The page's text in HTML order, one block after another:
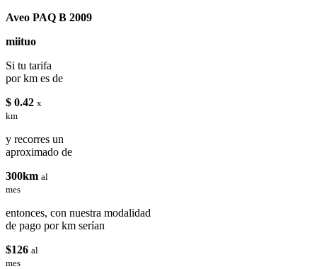
Aveo PAQ B 2009
miituo
Si tu tarifa
por km es de
$ 0.42 x
km
y recorres un
aproximado de
300km al
mes
entonces, con nuestra modalidad
de pago por km serían
$126 al
mes